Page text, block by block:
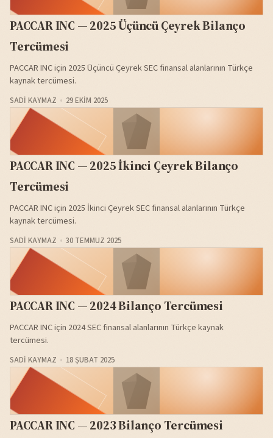
PACCAR INC — 2025 Üçüncü Çeyrek Bilanço
Tercümesi
PACCAR INC için 2025 Üçüncü Çeyrek SEC finansal alanlarının Türkçe
kaynak tercümesi.
SADI KAYMAZ 29 EKIM 2025
PACCAR INC — 2025 İkinci Çeyrek Bilanço
Tercümesi
PACCAR INC için 2025 İkinci Çeyrek SEC finansal alanlarının Türkçe
kaynak tercümesi.
SADI KAYMAZ 30 TEMMUZ 2025
PACCAR INC — 2024 Bilanço Tercümesi
PACCAR INC için 2024 SEC finansal alanlarının Türkçe kaynak
tercümesi.
SADI KAYMAZ 18 ŞUBAT 2025
PACCAR INC — 2023 Bilanço Tercümesi